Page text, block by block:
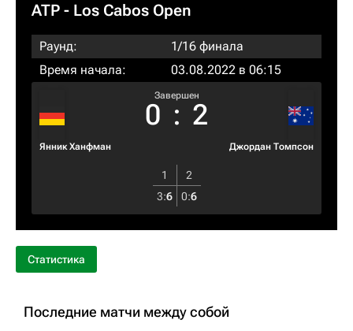
ATP - Los Cabos Open
Раунд:
1/16 финала
Время начала:
03.08.2022 в 06:15
Янник Ханфман
Завершен
0 : 2
Джордан Томпсон
1
2
3:6 0:6
Статистика
Последние матчи между собой